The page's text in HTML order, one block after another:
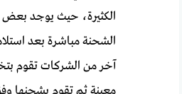
الكثيرة، حيث يوجد
الشحنة مباشرة بعد
آخر من الشركات تقوم
معينة ثم تقوم بشحنها